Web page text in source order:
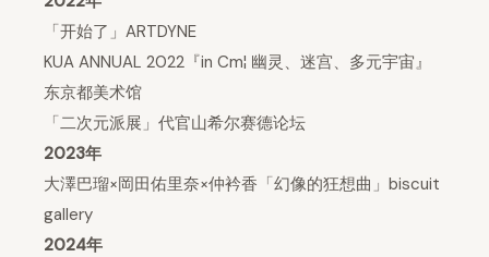
「开始了」ARTDYNE
KUA ANNUAL 2022『in Cm¦ 幽灵、迷宫、多元宇宙』
东京都美术馆
「二次元派展」代官山希尔赛德论坛
2023年
大澤巴瑠×岡田佑里奈×仲衿香「幻像的狂想曲」biscuit
gallery
2024年